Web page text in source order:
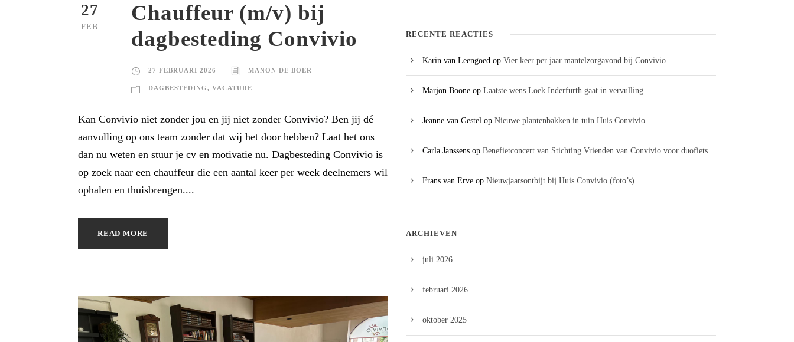
27
FEB
Chauffeur (m/v) bij
dagbesteding Convivio
27 FEBRUARI 2026 MANON DE BOER
DAGBESTEDING, VACATURE
Kan Convivio niet zonder jou en jij niet zonder Convivio? Ben jij dé
aanvulling op ons team zonder dat wij het door hebben? Laat het ons
dan nu weten en stuur je cv en motivatie nu. Dagbesteding Convivio is
op zoek naar een chauffeur die een aantal keer per week deelnemers wil
ophalen en thuisbrengen....
READ MORE
RECENTE REACTIES
Karin van Leengoed op Vier keer per jaar mantelzorgavond bij Convivio
Marjon Boone op Laatste wens Loek Inderfurth gaat in vervulling
Jeanne van Gestel op Nieuwe plantenbakken in tuin Huis Convivio
Carla Janssens op Benefietconcert van Stichting Vrienden van Convivio voor duofiets
Frans van Erve op Nieuwjaarsontbijt bij Huis Convivio (foto’s)
ARCHIEVEN
juli 2026
februari 2026
oktober 2025